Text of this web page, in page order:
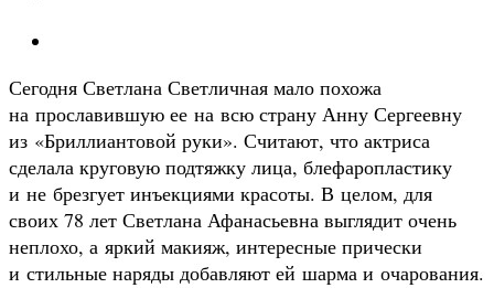
Сегодня Светлана Светличная мало похожа
на прославившую ее на всю страну Анну Сергеевну
из «Бриллиантовой руки». Считают, что актриса
сделала круговую подтяжку лица, блефаропластику
и не брезгует инъекциями красоты. В целом, для
своих 78 лет Светлана Афанасьевна выглядит очень
неплохо, а яркий макияж, интересные прически
и стильные наряды добавляют ей шарма и очарования.